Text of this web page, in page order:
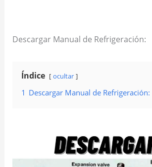
Descargar Manual de Refrigeración:
Índice ocultar
1 Descargar Manual de Refrigeración: